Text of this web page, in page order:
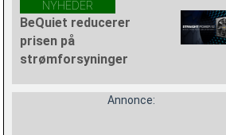
NYHEDER
BeQuiet reducerer
prisen på
strømforsyninger
Annonce: